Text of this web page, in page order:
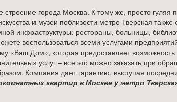
города Москва. К тому же, просто гуляя
и музеи поблизости метро Тверская
инфраструктуры: рестораны, больницы,
воспользоваться всеми услугами
«Ваш Дом», которая предоставляет
услуг – все это можно заказать при
Компания дает гарантию, выступая
квартир в Москве у метро